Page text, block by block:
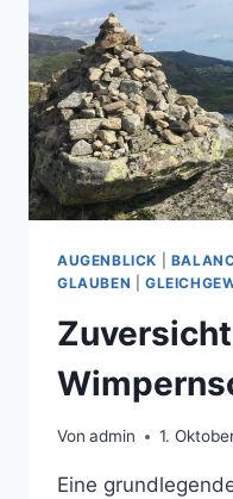
AUGENBLICK
GLAUBEN
Von admin 1.
Eine